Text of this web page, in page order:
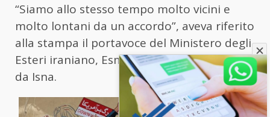
“Siamo allo stesso tempo molto vicini e
molto lontani da un accordo”, aveva riferito
alla stampa il portavoce del Ministero degli
Esteri iraniano, Esmaeil Baghaei, riportato
da Isna.